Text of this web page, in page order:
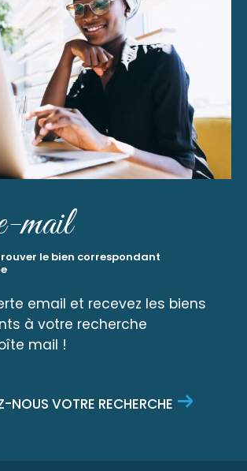
mail
le bien correspondant
email et recevez les biens
à votre recherche
mail !
NOUS VOTRE RECHERCHE